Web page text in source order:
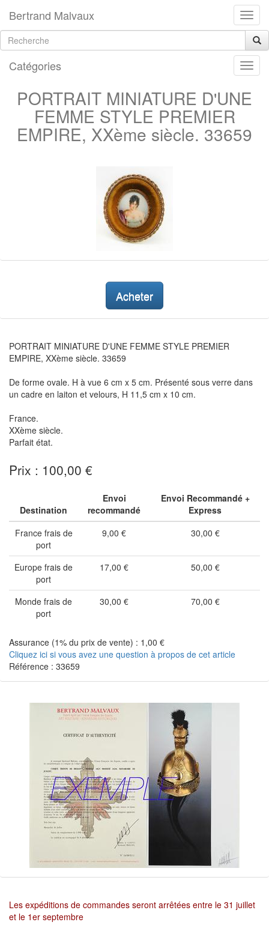
Bertrand Malvaux
Catégories
PORTRAIT MINIATURE D'UNE
FEMME STYLE PREMIER
EMPIRE, XXème siècle. 33659
Acheter
PORTRAIT MINIATURE D'UNE FEMME STYLE PREMIER
EMPIRE, XXème siècle. 33659
De forme ovale. H à vue 6 cm x 5 cm. Présenté sous verre dans
un cadre en laiton et velours, H 11,5 cm x 10 cm.
France.
XXème siècle.
Parfait état.
Prix : 100,00 €
Destination
Envoi
recommandé
Envoi Recommandé +
Express
France frais de
port
9,00 € 30,00 €
Europe frais de
port
17,00 € 50,00 €
Monde frais de
port
30,00 € 70,00 €
Assurance (1% du prix de vente) : 1,00 €
Cliquez ici si vous avez une question à propos de cet article
Référence : 33659
Les expéditions de commandes seront arrêtées entre le 31 juillet
et le 1er septembre